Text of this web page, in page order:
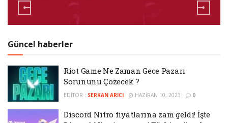
Güncel haberler
Riot Game Ne Zaman Gece Pazarı
Sorununu Çözecek ?
EDITÖR : SERKAN ARICI HAZIRAN 10, 2023 0
Discord Nitro fiyatlarına zam geldi! İşte